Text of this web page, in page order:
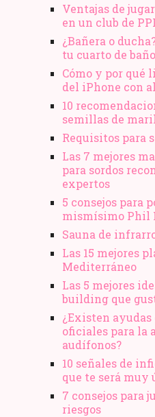
Ventajas de
en un club de
¿Bañera o
tu cuarto de baño
Cómo y por qué
del iPhone con
10
semillas de
Requisitos para
Las 7 mejores
para sordos
expertos
5 consejos para
mismísimo Phil
Sauna de
Las 15 mejores
Mediterráneo
Las 5 mejores
building que
¿Existen
oficiales para la
audífonos?
10 señales de
que te será muy
7 consejos para
riesgos